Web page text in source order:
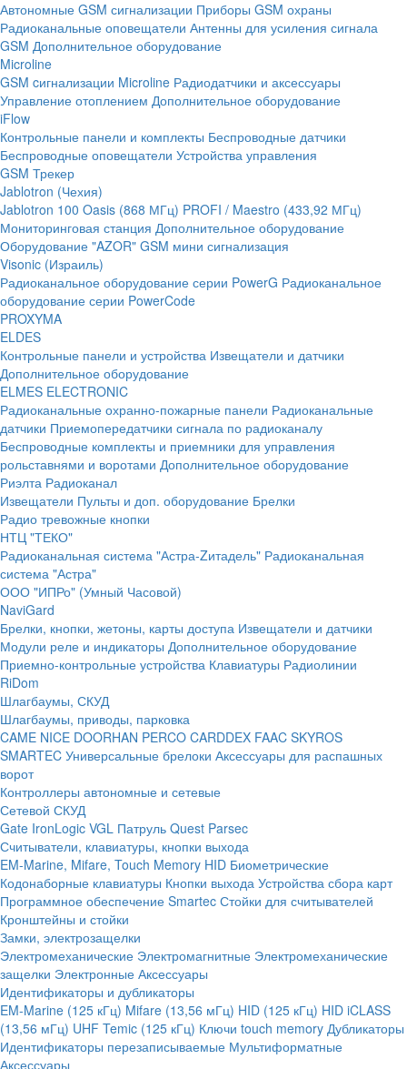
Автономные GSM сигнализации Приборы GSM охраны
Радиоканальные оповещатели Антенны для усиления сигнала
GSM Дополнительное оборудование
Microline
GSM cигнализации Microline Радиодатчики и аксессуары
Управление отоплением Дополнительное оборудование
iFlow
Контрольные панели и комплекты Беспроводные датчики
Беспроводные оповещатели Устройства управления
GSM Трекер
Jablotron (Чехия)
Jablotron 100 Oasis (868 МГц) PROFI / Maestro (433,92 МГц)
Мониторинговая станция Дополнительное оборудование
Оборудование "AZOR" GSM мини сигнализация
Visonic (Израиль)
Радиоканальное оборудование серии PowerG Радиоканальное
оборудование серии PowerCode
PROXYMA
ELDES
Контрольные панели и устройства Извещатели и датчики
Дополнительное оборудование
ELMES ELECTRONIC
Радиоканальные охранно-пожарные панели Радиоканальные
датчики Приемопередатчики сигнала по радиоканалу
Беспроводные комплекты и приемники для управления
рольставнями и воротами Дополнительное оборудование
Риэлта Радиоканал
Извещатели Пульты и доп. оборудование Брелки
Радио тревожные кнопки
НТЦ "ТЕКО"
Радиоканальная система "Астра-Zитадель" Радиоканальная
система "Астра"
ООО "ИПРо" (Умный Часовой)
NaviGard
Брелки, кнопки, жетоны, карты доступа Извещатели и датчики
Модули реле и индикаторы Дополнительное оборудование
Приемно-контрольные устройства Клавиатуры Радиолинии
RiDom
Шлагбаумы, СКУД
Шлагбаумы, приводы, парковка
CAME NICE DOORHAN PERCO CARDDEX FAAC SKYROS
SMARTEC Универсальные брелоки Аксессуары для распашных
ворот
Контроллеры автономные и сетевые
Сетевой СКУД
Gate IronLogic VGL Патруль Quest Parsec
Считыватели, клавиатуры, кнопки выхода
EM-Marine, Mifare, Touch Memory HID Биометрические
Кодонаборные клавиатуры Кнопки выхода Устройства сбора карт
Программное обеспечение Smartec Стойки для считывателей
Кронштейны и стойки
Замки, электрозащелки
Электромеханические Электромагнитные Электромеханические
защелки Электронные Аксессуары
Идентификаторы и дубликаторы
EM-Marine (125 кГц) Mifare (13,56 мГц) HID (125 кГц) HID iCLASS
(13,56 мГц) UHF Temic (125 кГц) Ключи touch memory Дубликаторы
Идентификаторы перезаписываемые Мультиформатные
Аксессуары